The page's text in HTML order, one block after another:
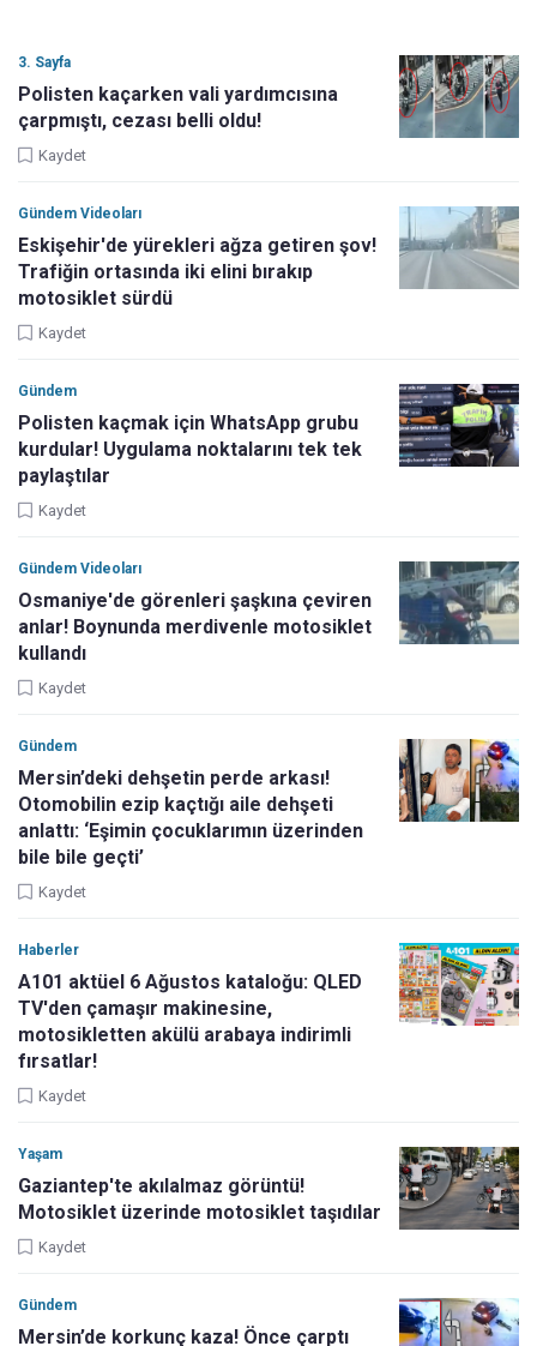
3. Sayfa
Polisten kaçarken vali yardımcısına
çarpmıştı, cezası belli oldu!
Kaydet
Gündem Videoları
Eskişehir'de yürekleri ağza getiren şov!
Trafiğin ortasında iki elini bırakıp
motosiklet sürdü
Kaydet
Gündem
Polisten kaçmak için WhatsApp grubu
kurdular! Uygulama noktalarını tek tek
paylaştılar
Kaydet
Gündem Videoları
Osmaniye'de görenleri şaşkına çeviren
anlar! Boynunda merdivenle motosiklet
kullandı
Kaydet
Gündem
Mersin’deki dehşetin perde arkası!
Otomobilin ezip kaçtığı aile dehşeti
anlattı: ‘Eşimin çocuklarımın üzerinden
bile bile geçti’
Kaydet
Haberler
A101 aktüel 6 Ağustos kataloğu: QLED
TV'den çamaşır makinesine,
motosikletten akülü arabaya indirimli
fırsatlar!
Kaydet
Yaşam
Gaziantep'te akılalmaz görüntü!
Motosiklet üzerinde motosiklet taşıdılar
Kaydet
Gündem
Mersin’de korkunç kaza! Önce çarptı